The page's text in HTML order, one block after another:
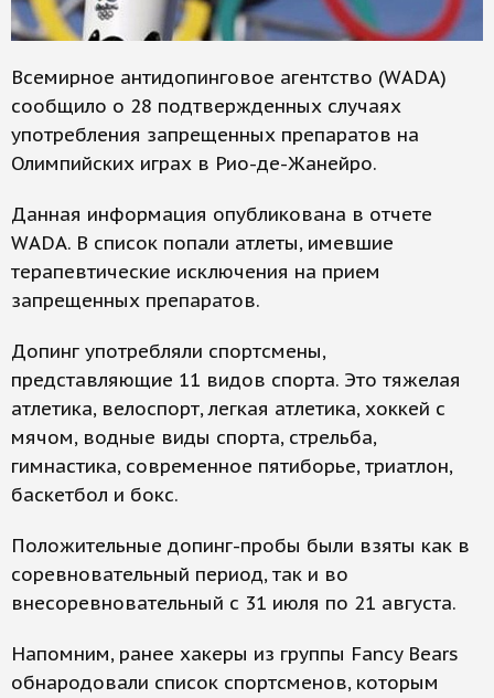
Всемирное антидопинговое агентство (WADA)
сообщило о 28 подтвержденных случаях
употребления запрещенных препаратов на
Олимпийских играх в Рио-де-Жанейро.
Данная информация опубликована в отчете
WADA. В список попали атлеты, имевшие
терапевтические исключения на прием
запрещенных препаратов.
Допинг употребляли спортсмены,
представляющие 11 видов спорта. Это тяжелая
атлетика, велоспорт, легкая атлетика, хоккей с
мячом, водные виды спорта, стрельба,
гимнастика, современное пятиборье, триатлон,
баскетбол и бокс.
Положительные допинг-пробы были взяты как в
соревновательный период, так и во
внесоревновательный с 31 июля по 21 августа.
Напомним, ранее хакеры из группы Fancy Bears
обнародовали список спортсменов, которым